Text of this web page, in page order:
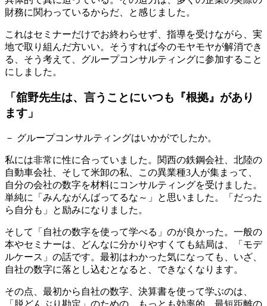
財務に関わっているからだ、と感じました。
これはセミナーだけでお終わらせず、指導を受けながら、実
地で取り組んだ方いい。そうすれば今のモヤモヤが解消でき
る、そう考えて、グループコンサルティングに参加すること
にしました。
「舘野先生は、言うことにいつも『根拠』があり
ます」
－ グループコンサルティングはいかがでしたか。
私には非常に性に合っていました。関西の鉄鋼会社、北陸の
自動車会社、そして米卸の私、この異業種3人が集まって、
自分の会社の数字を材料にコンサルティングを受けました。
単純に「みんながんばってるな～」と思いました。「だった
ら自分も」と励みになりました。
そして「自社の数字を使って学べる」のが良かった。一般の
本やセミナーは、どんなに分かりやすくても結局は、「モデ
ルケース」の話です。最初はわかった気になっても、いざ、
自社の数字に落とし込むとなると、できなくなります。
その点、最初から自社の数字、決算書を使って学ぶのは、
「脱どんぶり勘定」のための、もっとも効率的、最短距離の